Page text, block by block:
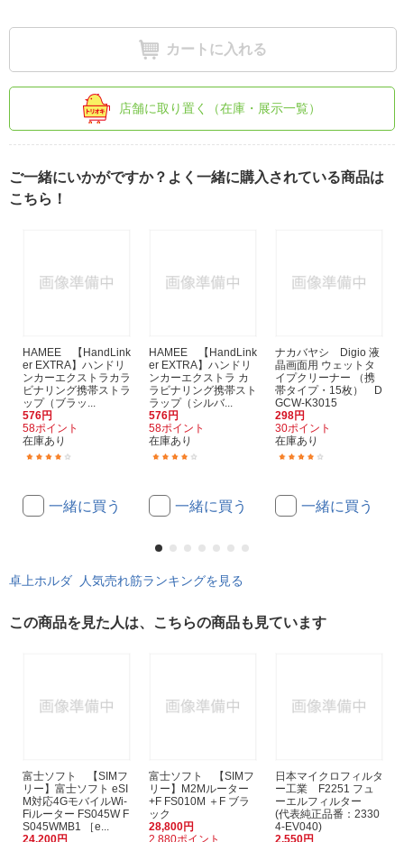
カートに入れる
店舗に取り置く（在庫・展示一覧）
ご一緒にいかがですか？よく一緒に購入されている商品は
こちら！
HAMEE 【HandLink
er EXTRA】ハンドリ
ンカーエクストラカラ
ビナリング携帯ストラ
ップ（ブラッ...
576円
58ポイント
在庫あり
一緒に買う
HAMEE 【HandLink
er EXTRA】ハンドリ
ンカーエクストラ カ
ラビナリング携帯スト
ラップ（シルバ...
576円
58ポイント
在庫あり
一緒に買う
ナカバヤシ Digio 液
晶画面用 ウェットタ
イプクリーナー （携
帯タイプ・15枚） D
GCW-K3015
298円
30ポイント
在庫あり
一緒に買う
卓上ホルダ 人気売れ筋ランキングを見る
この商品を見た人は、こちらの商品も見ています
富士ソフト 【SIMフ
リー】富士ソフト eSI
M対応4GモバイルWi-
Fiルーター FS045W F
S045WMB1 ［e...
24,200円
富士ソフト 【SIMフ
リー】M2Mルーター
+F FS010M ＋F ブラ
ック
28,800円
2,880ポイント
日本マイクロフィルタ
ー工業 F2251 フュ
ーエルフィルター
(代表純正品番：2330
4-EV040)
2,550円